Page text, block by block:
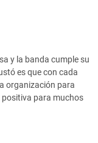
y la banda cumple su
es que con cada
organización para
positiva para muchos